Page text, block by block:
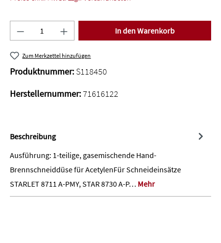
Produkt Anzahl: Gib den gewünschten Wert
In den Warenkorb
Zum Merkzettel hinzufügen
Produktnummer: S118450
Herstellernummer:71616122
Beschreibung
Ausführung: 1-teilige, gasemischende Hand-
Brennschneiddüse für AcetylenFür Schneideinsätze
STARLET 8711 A-PMY, STAR 8730 A-P… Mehr